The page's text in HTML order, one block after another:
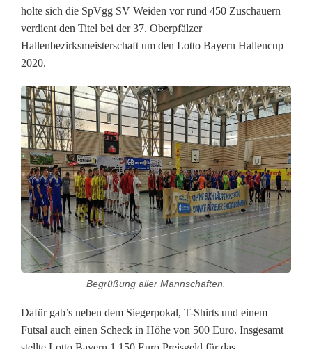
t
e
r
holte sich die SpVgg SV Weiden vor rund 450 Zuschauern
verdient den Titel bei der 37. Oberpfälzer
Hallenbezirksmeisterschaft um den Lotto Bayern Hallencup
2020.
Begrüßung aller Mannschaften.
Dafür gab’s neben dem Siegerpokal, T-Shirts und einem
Futsal auch einen Scheck in Höhe von 500 Euro. Insgesamt